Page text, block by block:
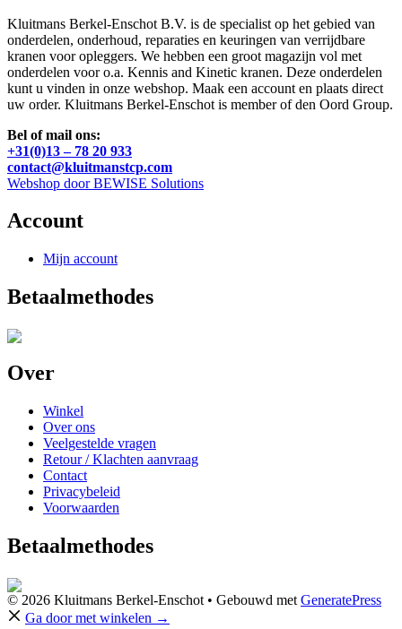
Kluitmans Berkel-Enschot B.V. is de specialist op het gebied van
onderdelen, onderhoud, reparaties en keuringen van verrijdbare
kranen voor opleggers. We hebben een groot magazijn vol met
onderdelen voor o.a. Kennis and Kinetic kranen. Deze onderdelen
kunt u vinden in onze webshop. Maak een account en plaats direct
uw order. Kluitmans Berkel-Enschot is member of den Oord Group.
Bel of mail ons:
+31(0)13 – 78 20 933
contact@kluitmanstcp.com
Webshop door BEWISE Solutions
Account
Mijn account
Betaalmethodes
Over
Winkel
Over ons
Veelgestelde vragen
Retour / Klachten aanvraag
Contact
Privacybeleid
Voorwaarden
Betaalmethodes
© 2026 Kluitmans Berkel-Enschot • Gebouwd met GeneratePress
Ga door met winkelen →